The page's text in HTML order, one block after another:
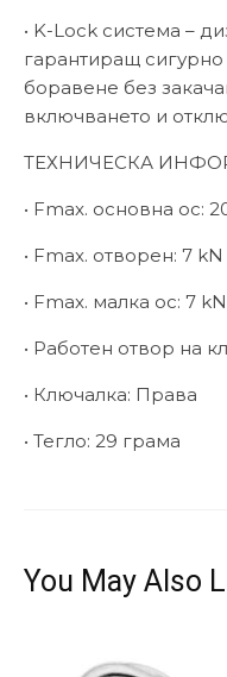
• K-Lock система –
гарантиращ
боравене без
включването и
ТЕХНИЧЕСКА
• Fmax. основна ос:
• Fmax. отворен: 7 kN
• Fmax. малка ос: 7 kN
• Работен отвор на
• Ключалка: Права
• Тегло: 29 грама
You May Also